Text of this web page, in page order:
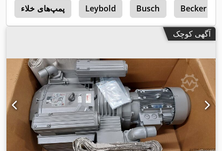
پمپ‌های خلاء Leybold Busch Becker
آگهی کوچک